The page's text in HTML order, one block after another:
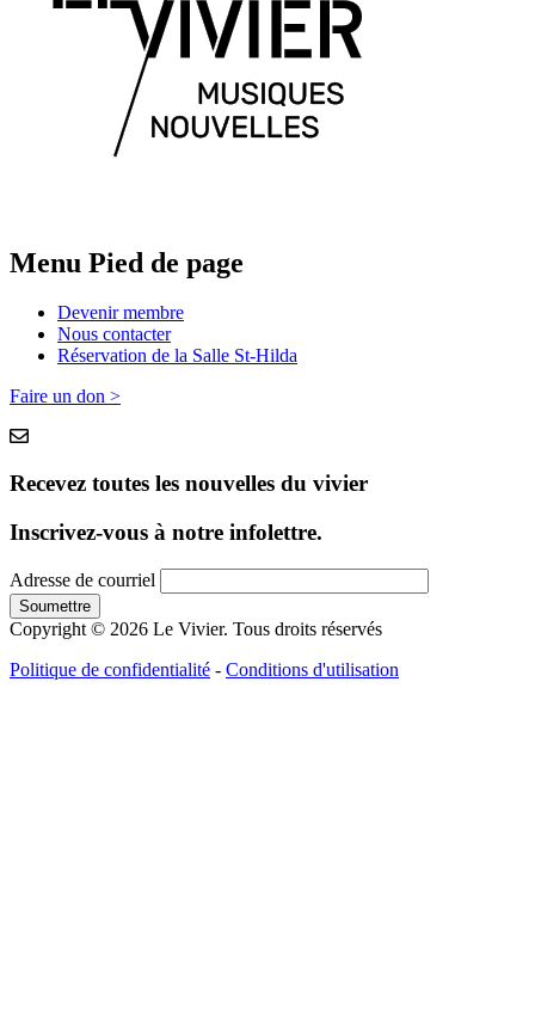
Menu Pied de page
Devenir membre
Nous contacter
Réservation de la Salle St-Hilda
Faire un don >
Recevez toutes les nouvelles du vivier
Inscrivez-vous à notre infolettre.
Adresse de courriel
Copyright © 2026 Le Vivier. Tous droits réservés
Politique de confidentialité - Conditions d'utilisation